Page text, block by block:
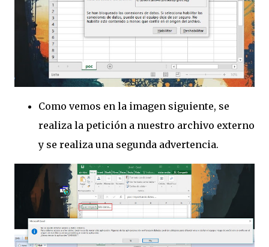
Como vemos en la imagen siguiente, se
realiza la petición a nuestro archivo externo
y se realiza una segunda advertencia.